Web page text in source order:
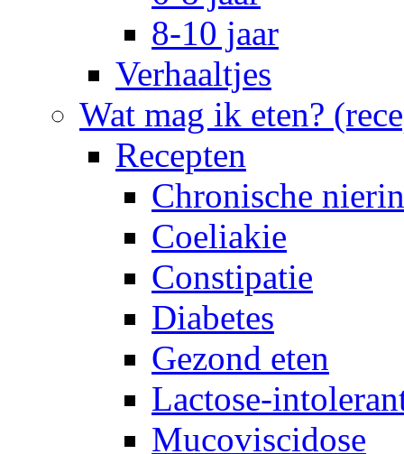
8-10 jaar
Verhaaltjes
Wat mag ik eten?
Recepten
Chronische
Coeliakie
Constipatie
Diabetes
Gezond eten
Lactose-
Mucoviscidose